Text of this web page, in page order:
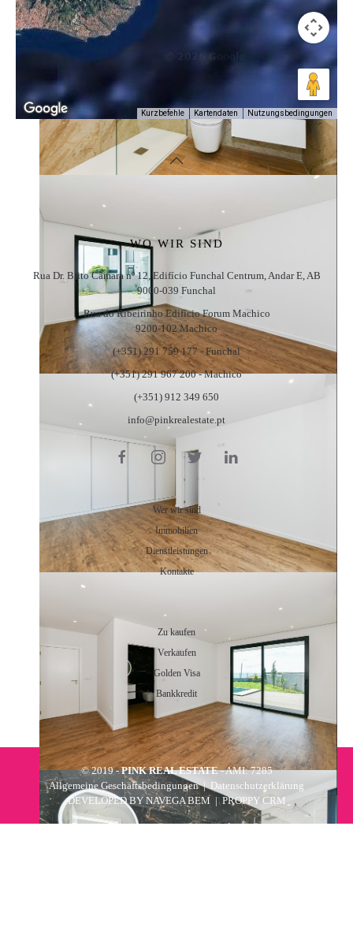
Kurzbefehle Kartendaten Nutzungsbedingungen
WO WIR SIND
Rua Dr. Brito Câmara nº 12, Edifício Funchal Centrum, Andar E, AB
9000-039 Funchal
Rua do Ribeirinho Edifício Forum Machico
9200-102 Machico
(+351) 291 759 177 - Funchal
(+351) 291 967 200 - Machico
(+351) 912 349 650
info@pinkrealestate.pt
MENU
Wer wir sind
Immobilien
Dienstleistungen
Kontakte
Zu kaufen
Verkaufen
Golden Visa
Bankkredit
© 2019 -PINK REAL ESTATE- AMI: 7285
Allgemeine Geschäftsbedingungen| Datenschutzerklärung
DEVELOPED BY NAVEGA BEM| PROPPY CRM